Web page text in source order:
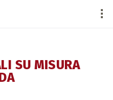
SU MISURA